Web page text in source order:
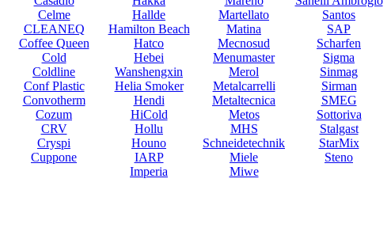
Celme
CLEANEQ
Coffee Queen
Cold
Coldline
Conf Plastic
Convotherm
Cozum
CRV
Cryspi
Cuppone
Hallde
Hamilton Beach
Hatco
Hebei
Wanshengxin
Helia Smoker
Hendi
HiCold
Hollu
Houno
IARP
Imperia
Martellato
Matina
Mecnosud
Menumaster
Merol
Metalcarrelli
Metaltecnica
Metos
MHS
Schneidetechnik
Miele
Miwe
Santos
SAP
Scharfen
Sigma
Sinmag
Sirman
SMEG
Sottoriva
Stalgast
StarMix
Steno